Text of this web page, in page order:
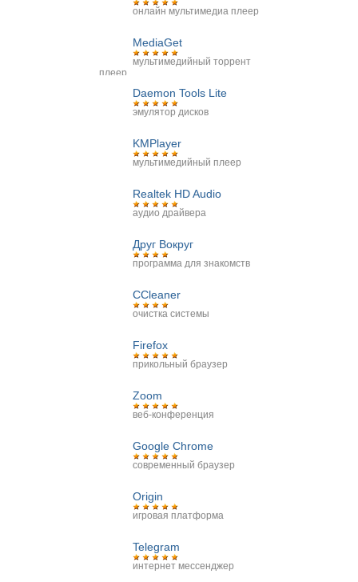
онлайн мультимедиа плеер
MediaGet
мультимедийный торрент
плеер
Daemon Tools Lite
эмулятор дисков
KMPlayer
мультимедийный плеер
Realtek HD Audio
аудио драйвера
Друг Вокруг
программа для знакомств
CCleaner
очистка системы
Firefox
прикольный браузер
Zoom
веб-конференция
Google Chrome
современный браузер
Origin
игровая платформа
Telegram
интернет мессенджер